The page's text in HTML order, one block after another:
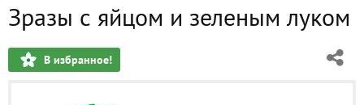
Зразы с яйцом и зеленым луком
В избранное!